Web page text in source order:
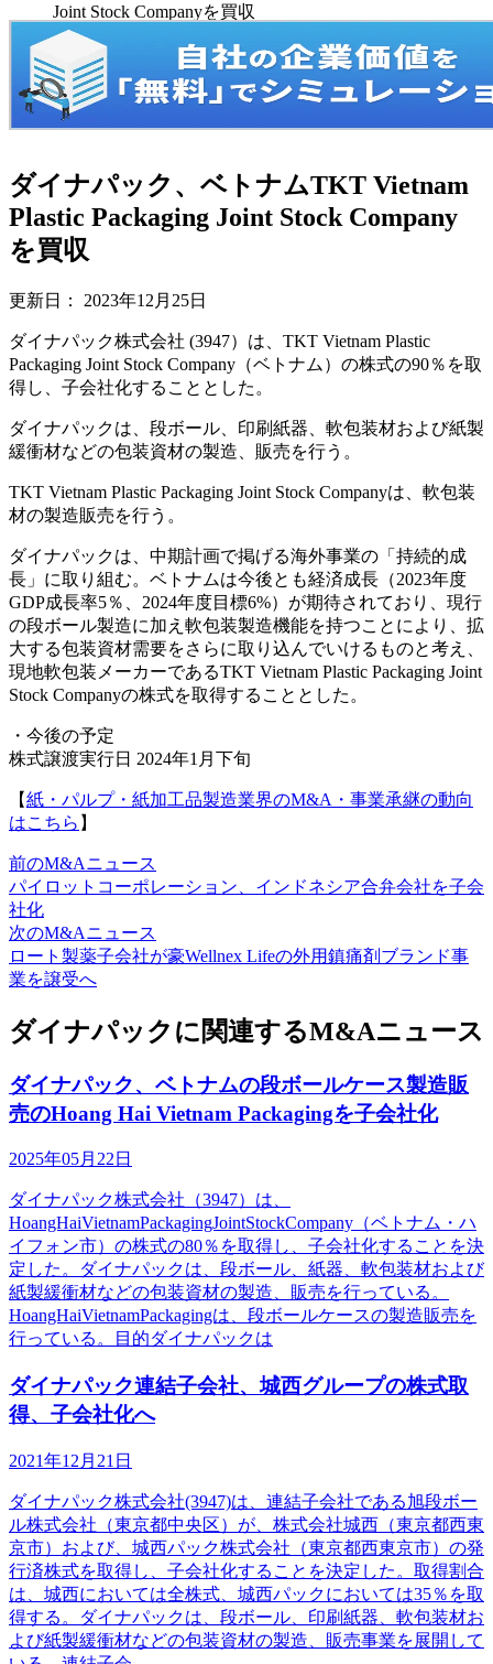
Joint Stock Companyを買収
ダイナパック、ベトナムTKT Vietnam
Plastic Packaging Joint Stock Company
を買収
更新日： 2023年12月25日
ダイナパック株式会社 (3947）は、TKT Vietnam Plastic
Packaging Joint Stock Company（ベトナム）の株式の90％を取
得し、子会社化することとした。
ダイナパックは、段ボール、印刷紙器、軟包装材および紙製
緩衝材などの包装資材の製造、販売を行う。
TKT Vietnam Plastic Packaging Joint Stock Companyは、軟包装
材の製造販売を行う。
ダイナパックは、中期計画で掲げる海外事業の「持続的成
長」に取り組む。ベトナムは今後とも経済成長（2023年度
GDP成長率5％、2024年度目標6%）が期待されており、現行
の段ボール製造に加え軟包装製造機能を持つことにより、拡
大する包装資材需要をさらに取り込んでいけるものと考え、
現地軟包装メーカーであるTKT Vietnam Plastic Packaging Joint
Stock Companyの株式を取得することとした。
・今後の予定
株式譲渡実行日 2024年1月下旬
【紙・パルプ・紙加工品製造業界のM&A・事業承継の動向
はこちら 】
前のM&Aニュース
パイロットコーポレーション、インドネシア合弁会社を子会
社化
次のM&Aニュース
ロート製薬子会社が豪Wellnex Lifeの外用鎮痛剤ブランド事
業を譲受へ
ダイナパックに関連するM&Aニュース
ダイナパック、ベトナムの段ボールケース製造販
売のHoang Hai Vietnam Packagingを子会社化
2025年05月22日
ダイナパック株式会社（3947）は、
HoangHaiVietnamPackagingJointStockCompany（ベトナム・ハ
イフォン市）の株式の80％を取得し、子会社化することを決
定した。ダイナパックは、段ボール、紙器、軟包装材および
紙製緩衝材などの包装資材の製造、販売を行っている。
HoangHaiVietnamPackagingは、段ボールケースの製造販売を
行っている。目的ダイナパックは
ダイナパック連結子会社、城西グループの株式取
得、子会社化へ
2021年12月21日
ダイナパック株式会社(3947)は、連結子会社である旭段ボー
ル株式会社（東京都中央区）が、株式会社城西（東京都西東
京市）および、城西パック株式会社（東京都西東京市）の発
行済株式を取得し、子会社化することを決定した。取得割合
は、城西においては全株式、城西パックにおいては35％を取
得する。ダイナパックは、段ボール、印刷紙器、軟包装材お
よび紙製緩衝材などの包装資材の製造、販売事業を展開して